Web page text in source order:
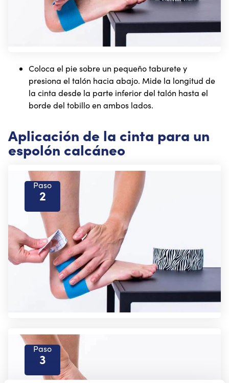
Coloca el pie sobre un pequeño taburete y
presiona el talón hacia abajo. Mide la longitud de
la cinta desde la parte inferior del talón hasta el
borde del tobillo en ambos lados.
Aplicación de la cinta para un
espolón calcáneo
Paso
2
Paso
3